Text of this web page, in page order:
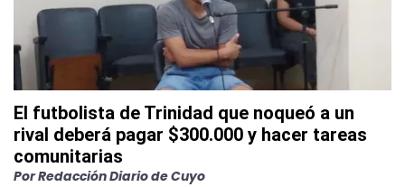
El futbolista de Trinidad que noqueó a un
rival deberá pagar $300.000 y hacer tareas
comunitarias
PorRedacción Diario de Cuyo